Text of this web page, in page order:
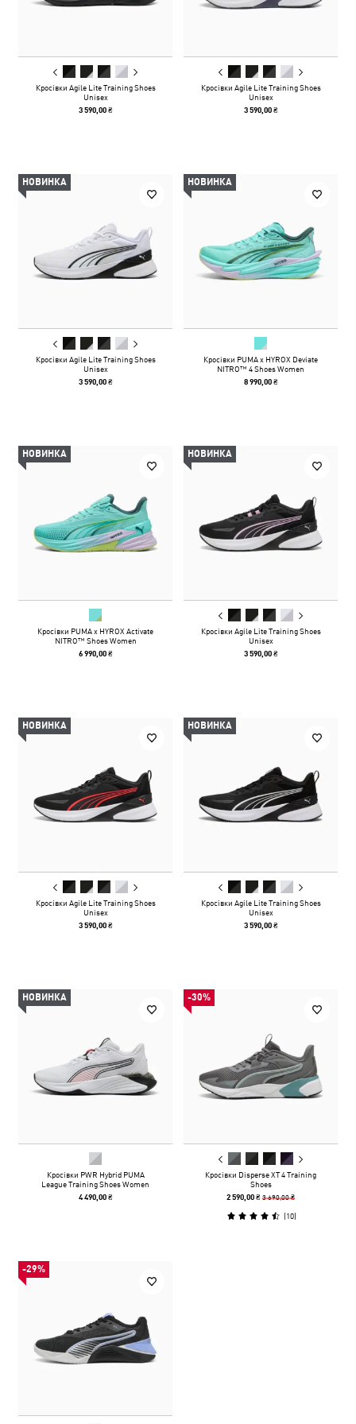
Кросівки Agile Lite Training Shoes
Unisex
3 590,00 ₴
Кросівки Agile Lite Training Shoes
Unisex
3 590,00 ₴
НОВИНКА
Кросівки Agile Lite Training Shoes
Unisex
3 590,00 ₴
НОВИНКА
Кросівки PUMA x HYROX Deviate
NITRO™ 4 Shoes Women
8 990,00 ₴
НОВИНКА
Кросівки PUMA x HYROX Activate
NITRO™ Shoes Women
6 990,00 ₴
НОВИНКА
Кросівки Agile Lite Training Shoes
Unisex
3 590,00 ₴
НОВИНКА
Кросівки Agile Lite Training Shoes
Unisex
3 590,00 ₴
НОВИНКА
Кросівки Agile Lite Training Shoes
Unisex
3 590,00 ₴
НОВИНКА
Кросівки PWR Hybrid PUMA
League Training Shoes Women
4 490,00 ₴
-30%
Кросівки Disperse XT 4 Training
Shoes
2 590,00 ₴3 690,00 ₴
(10)
-29%